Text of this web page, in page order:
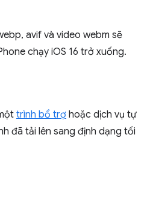
avif và video webm sẽ
chạy iOS 16 trở xuống.
trình bổ trợ hoặc dịch vụ tự
đã tải lên sang định dạng tối